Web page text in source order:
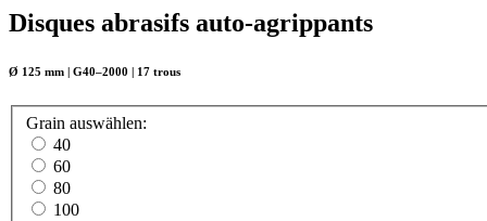
Disques abrasifs auto-agrippants
Ø 125 mm | G40–2000 | 17 trous
Grain auswählen:
40
60
80
100